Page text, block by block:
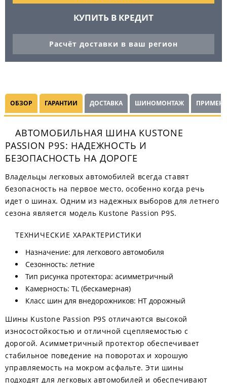
КУПИТЬ В КРЕДИТ
Расчёт доставки в ваш регион
ОБЗОР ГАРАНТИИ ДОСТАВКА ШИНОМОНТАЖ
АВТОМОБИЛЬНАЯ ШИНА KUSTONE
PASSION P9S: НАДЕЖНОСТЬ И
БЕЗОПАСНОСТЬ НА ДОРОГЕ
Владельцы легковых автомобилей всегда ставят
безопасность на первое место, особенно когда речь
идет о шинах. Одним из надежных выборов для летнего
сезона является модель Kustone Passion P9S.
ТЕХНИЧЕСКИЕ ХАРАКТЕРИСТИКИ
Назначение: для легкового автомобиля
Сезонность: летние
Тип рисунка протектора: асимметричный
Камерность: TL (бескамерная)
Класс шин для внедорожников: HT дорожный
Шины Kustone Passion P9S отличаются высокой
износостойкостью и отличной сцепляемостью с
дорогой. Асимметричный протектор обеспечивает
стабильное поведение на поворотах и хорошую
управляемость на мокром асфальте. Эти шины
подходят для легковых автомобилей и обеспечивают